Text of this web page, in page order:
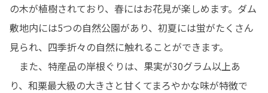
の木が植樹されており、春にはお花見が楽しめます。ダム
敷地内には5つの自然公園があり、初夏には蛍がたくさん
見られ、四季折々の自然に触れることができます。
また、特産品の岸根ぐりは、果実が30グラム以上あ
り、和栗最大級の大きさと甘くてまろやかな味が特徴で